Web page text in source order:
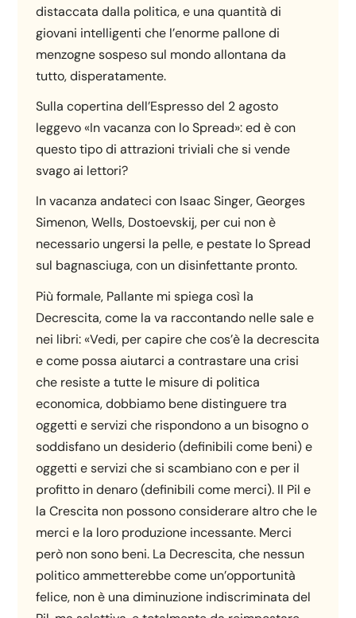
distaccata dalla politica, e una quantità di
giovani intelligenti che l’enorme pallone di
menzogne sospeso sul mondo allontana da
tutto, disperatamente.
Sulla copertina dell’Espresso del 2 agosto
leggevo «In vacanza con lo Spread»: ed è con
questo tipo di attrazioni triviali che si vende
svago ai lettori?
In vacanza andateci con Isaac Singer, Georges
Simenon, Wells, Dostoevskij, per cui non è
necessario ungersi la pelle, e pestate lo Spread
sul bagnasciuga, con un disinfettante pronto.
Più formale, Pallante mi spiega così la
Decrescita, come la va raccontando nelle sale e
nei libri: «Vedi, per capire che cos’è la decrescita
e come possa aiutarci a contrastare una crisi
che resiste a tutte le misure di politica
economica, dobbiamo bene distinguere tra
oggetti e servizi che rispondono a un bisogno o
soddisfano un desiderio (definibili come beni) e
oggetti e servizi che si scambiano con e per il
profitto in denaro (definibili come merci). Il Pil e
la Crescita non possono considerare altro che le
merci e la loro produzione incessante. Merci
però non sono beni. La Decrescita, che nessun
politico ammetterebbe come un’opportunità
felice, non è una diminuzione indiscriminata del